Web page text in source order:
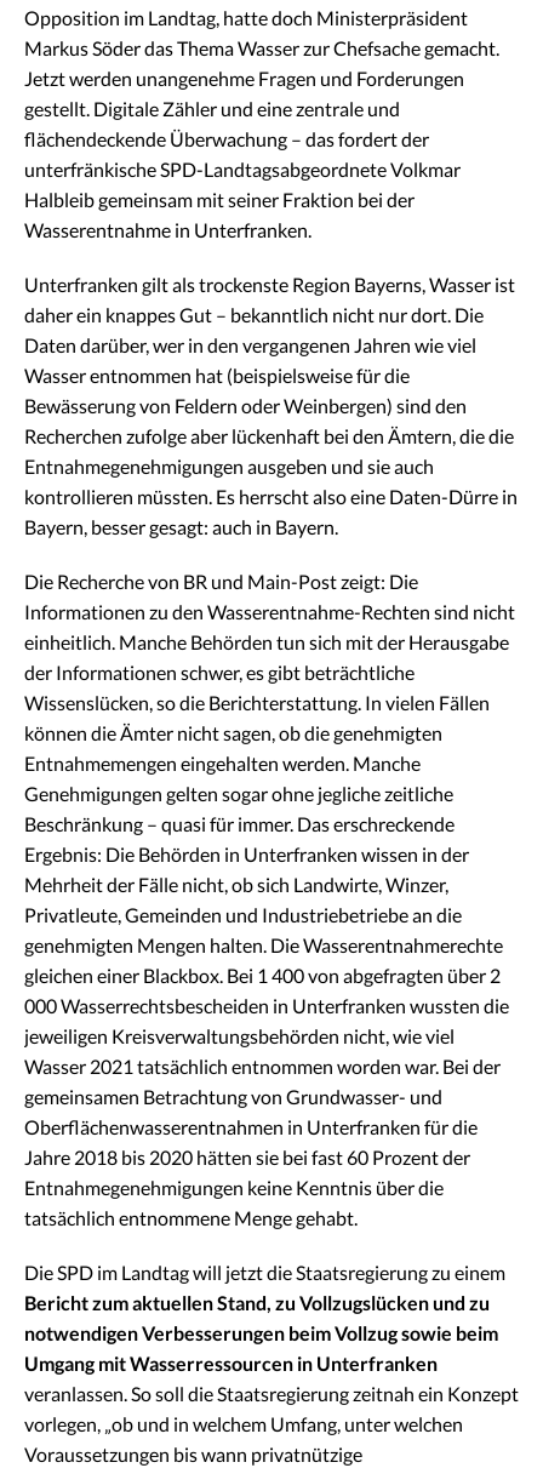
Opposition im Landtag, hatte doch Ministerpräsident
Markus Söder das Thema Wasser zur Chefsache gemacht.
Jetzt werden unangenehme Fragen und Forderungen
gestellt. Digitale Zähler und eine zentrale und
flächendeckende Überwachung – das fordert der
unterfränkische SPD-Landtagsabgeordnete Volkmar
Halbleib gemeinsam mit seiner Fraktion bei der
Wasserentnahme in Unterfranken.
Unterfranken gilt als trockenste Region Bayerns, Wasser ist
daher ein knappes Gut – bekanntlich nicht nur dort. Die
Daten darüber, wer in den vergangenen Jahren wie viel
Wasser entnommen hat (beispielsweise für die
Bewässerung von Feldern oder Weinbergen) sind den
Recherchen zufolge aber lückenhaft bei den Ämtern, die die
Entnahmegenehmigungen ausgeben und sie auch
kontrollieren müssten. Es herrscht also eine Daten-Dürre in
Bayern, besser gesagt: auch in Bayern.
Die Recherche von BR und Main-Post zeigt: Die
Informationen zu den Wasserentnahme-Rechten sind nicht
einheitlich. Manche Behörden tun sich mit der Herausgabe
der Informationen schwer, es gibt beträchtliche
Wissenslücken, so die Berichterstattung. In vielen Fällen
können die Ämter nicht sagen, ob die genehmigten
Entnahmemengen eingehalten werden. Manche
Genehmigungen gelten sogar ohne jegliche zeitliche
Beschränkung – quasi für immer. Das erschreckende
Ergebnis: Die Behörden in Unterfranken wissen in der
Mehrheit der Fälle nicht, ob sich Landwirte, Winzer,
Privatleute, Gemeinden und Industriebetriebe an die
genehmigten Mengen halten. Die Wasserentnahmerechte
gleichen einer Blackbox. Bei 1 400 von abgefragten über 2
000 Wasserrechtsbescheiden in Unterfranken wussten die
jeweiligen Kreisverwaltungsbehörden nicht, wie viel
Wasser 2021 tatsächlich entnommen worden war. Bei der
gemeinsamen Betrachtung von Grundwasser- und
Oberflächenwasserentnahmen in Unterfranken für die
Jahre 2018 bis 2020 hätten sie bei fast 60 Prozent der
Entnahmegenehmigungen keine Kenntnis über die
tatsächlich entnommene Menge gehabt.
Die SPD im Landtag will jetzt die Staatsregierung zu einem
Bericht zum aktuellen Stand, zu Vollzugslücken und zu
notwendigen Verbesserungen beim Vollzug sowie beim
Umgang mit Wasserressourcen in Unterfranken
veranlassen. So soll die Staatsregierung zeitnah ein Konzept
vorlegen, „ob und in welchem Umfang, unter welchen
Voraussetzungen bis wann privatnützige